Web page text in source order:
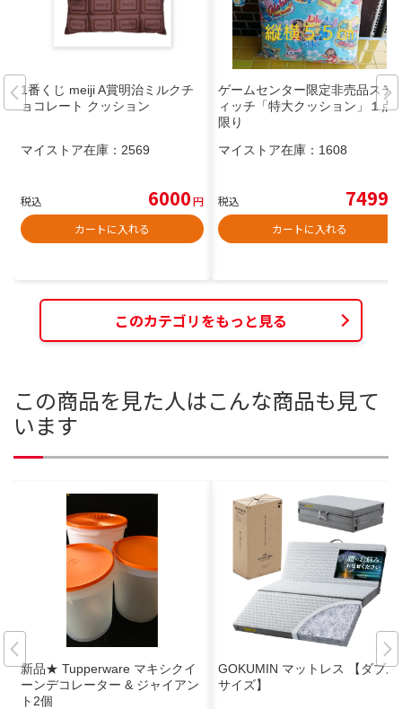
1番くじ meiji A賞明治ミルクチ
ョコレート クッション
マイストア在庫： 2569
税込 6000円
カートに入れる
ゲームセンター限定非売品ステ
ィッチ「特大クッション」１点
限り
マイストア在庫： 1608
税込 7499
カートに入れる
このカテゴリをもっと見る
この商品を見た人はこんな商品も見て
います
新品★ Tupperware マキシクイ
ーンデコレーター & ジャイアン
ト2個
GOKUMIN マットレス 【ダブル
サイズ】